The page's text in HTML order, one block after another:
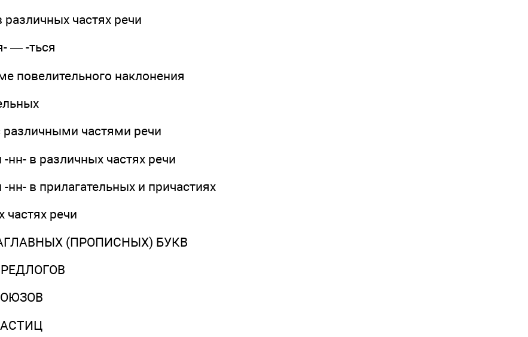
частях речи
— -ться
повелительного наклонения
различными частями речи
нн- в различных частях речи
нн- в прилагательных и причастиях
речи
(ПРОПИСНЫХ) БУКВ